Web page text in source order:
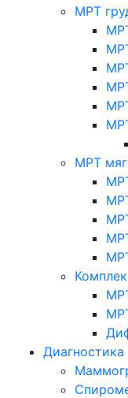
МРТ
МРТ
Диагностика